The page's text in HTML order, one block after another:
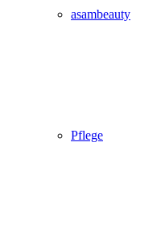
asambeauty
Pflege